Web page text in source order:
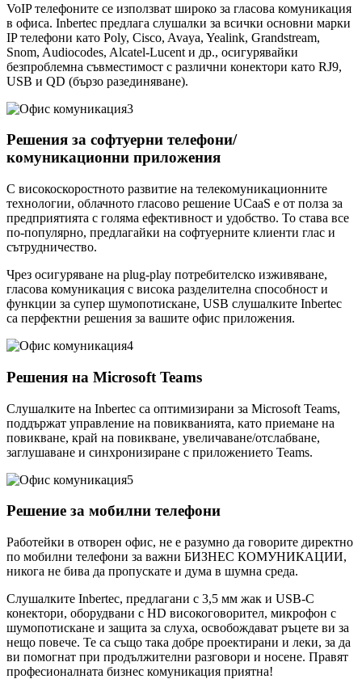
VoIP телефоните се използват широко за гласова комуникация
в офиса. Inbertec предлага слушалки за всички основни марки
IP телефони като Poly, Cisco, Avaya, Yealink, Grandstream,
Snom, Audiocodes, Alcatel-Lucent и др., осигурявайки
безпроблемна съвместимост с различни конектори като RJ9,
USB и QD (бързо разединяване).
Решения за софтуерни телефони/
комуникационни приложения
С високоскоростното развитие на телекомуникационните
технологии, облачното гласово решение UCaaS е от полза за
предприятията с голяма ефективност и удобство. То става все
по-популярно, предлагайки на софтуерните клиенти глас и
сътрудничество.
Чрез осигуряване на plug-play потребителско изживяване,
гласова комуникация с висока разделителна способност и
функции за супер шумопотискане, USB слушалките Inbertec
са перфектни решения за вашите офис приложения.
Решения на Microsoft Teams
Слушалките на Inbertec са оптимизирани за Microsoft Teams,
поддържат управление на повикванията, като приемане на
повикване, край на повикване, увеличаване/отслабване,
заглушаване и синхронизиране с приложението Teams.
Решение за мобилни телефони
Работейки в отворен офис, не е разумно да говорите директно
по мобилни телефони за важни БИЗНЕС КОМУНИКАЦИИ,
никога не бива да пропускате и дума в шумна среда.
Слушалките Inbertec, предлагани с 3,5 мм жак и USB-C
конектори, оборудвани с HD високоговорител, микрофон с
шумопотискане и защита за слуха, освобождават ръцете ви за
нещо повече. Те са също така добре проектирани и леки, за да
ви помогнат при продължителни разговори и носене. Правят
професионалната бизнес комуникация приятна!